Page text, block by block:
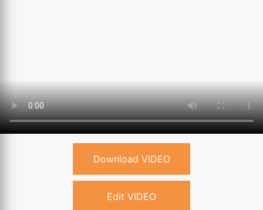
Download VIDEO
Edit VIDEO